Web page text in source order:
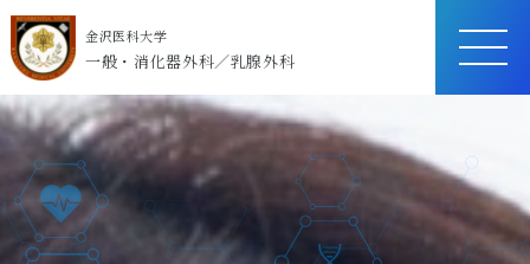
金沢医科大学
一般・消化器外科／乳腺外科
ME
NU